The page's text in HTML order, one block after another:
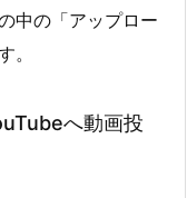
中の「アップロー
。
へ動画投